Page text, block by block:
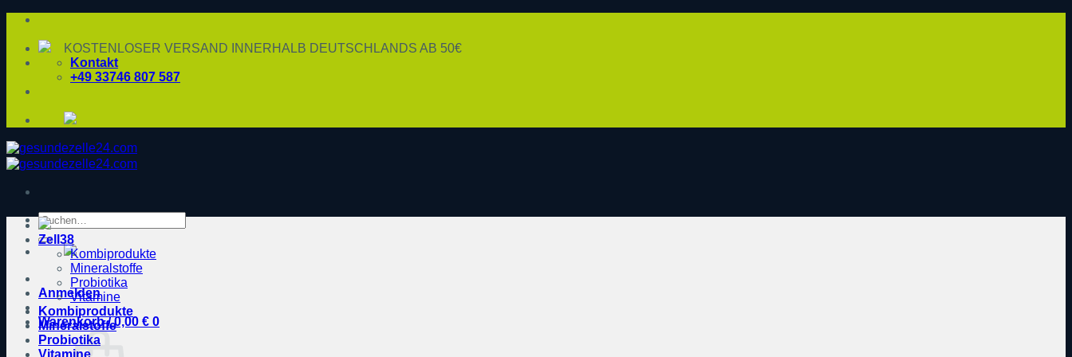
Zum
springen KOSTENLOSER VERSAND INNERHALB DEUTSCHLANDS AB 50€
Kontakt
+49 33746 807 587
Suche
nach:
Anmelden
Warenkorb /0,00 € 0
Zell38
Kombiprodukte
Mineralstoffe
Probiotika
Vitamine
Kombiprodukte
Mineralstoffe
Probiotika
Vitamine